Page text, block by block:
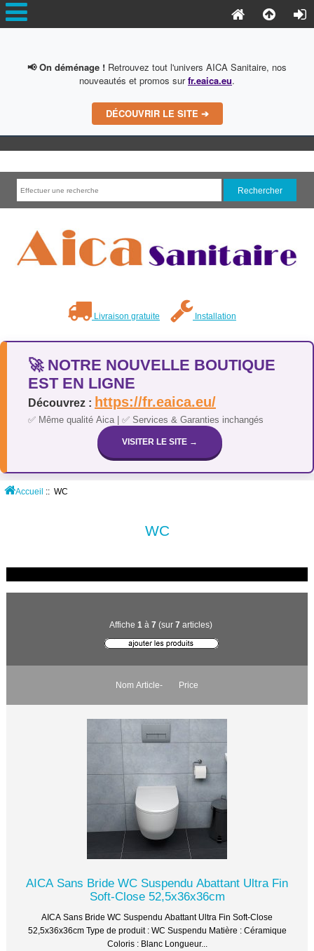
📢 On déménage ! Retrouvez tout l'univers AICA Sanitaire, nos
nouveautés et promos surfr.eaica.eu.
DÉCOUVRIR LE SITE ➔
Livraison gratuite Installation
🚀 NOTRE NOUVELLE BOUTIQUE
EST EN LIGNE
Découvrez : https://fr.eaica.eu/
✅ Même qualité Aica | ✅ Services & Garanties inchangés
VISITER LE SITE →
Accueil :: WC
WC
Affiche 1 à 7 (sur 7 articles)
Nom Article- Price
AICA Sans Bride WC Suspendu Abattant Ultra Fin
Soft-Close 52,5x36x36cm
AICA Sans Bride WC Suspendu Abattant Ultra Fin Soft-Close
52,5x36x36cm Type de produit : WC Suspendu Matière : Céramique
Coloris : Blanc Longueur...